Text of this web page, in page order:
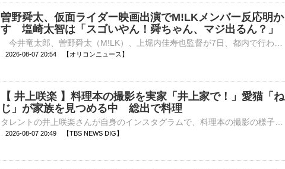
曽野舜太、仮面ライダー映画出演でM!LKメンバー反応明か
す 塩崎太智は「スゴいやん！舜ちゃん、マジ出るん？」
2026-08-07 20:54 【オリコンニュース】
【 井上咲楽 】料理本の撮影を実家「井上家で！」愛猫「ね
じ」が家族を見つめる中 総出で料理
2026-08-07 20:49 【TBS NEWS DIG】